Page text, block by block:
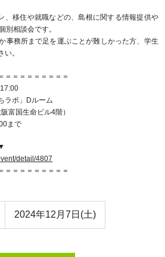
、移住や就職などの、島根に関する情報提供や
別相談会です。
事務所まで足を運ぶことが難しかった方、学生
。
＝＝＝＝＝＝＝＝＝
ラボ」Dルーム
富国生命ビル4階）
まで
detail/4807
＝＝＝＝＝＝＝＝＝
2024年12月7日(土)